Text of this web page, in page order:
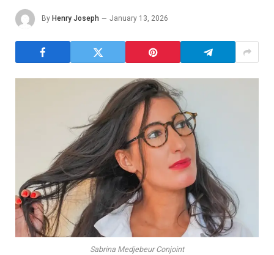
By Henry Joseph January 13, 2026
Sabrina Medjebeur Conjoint